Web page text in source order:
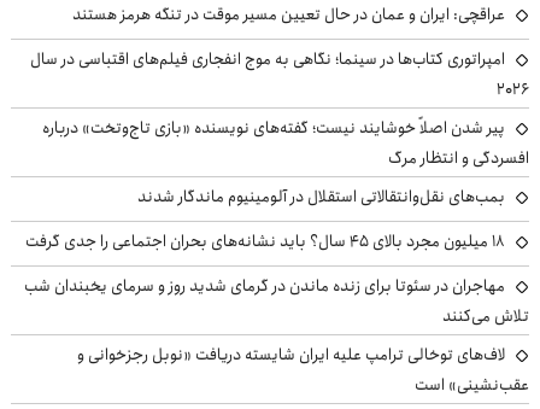
عراقچی: ایران و عمان در حال تعیین مسیر موقت در تنگه هرمز هستند
امپراتوری کتاب‌ها در سینما؛ نگاهی به موج انفجاری فیلم‌های اقتباسی در سال
۲۰۲۶
پیر شدن اصلاً خوشایند نیست؛ گفته‌های نویسنده «بازی تاج‌وتخت» درباره
افسردگی و انتظار مرگ
بمب‌های نقل‌وانتقالاتی استقلال در آلومینیوم ماندگار شدند
۱۸ میلیون مجرد بالای ۴۵ سال؟ باید نشانه‌های بحران اجتماعی را جدی گرفت
مهاجران در سئوتا برای زنده ماندن در گرمای شدید روز و سرمای یخبندان شب
تلاش می‌کنند
لاف‌های توخالی ترامپ علیه ایران شایسته دریافت «نوبل رجزخوانی و
عقب‌نشینی» است